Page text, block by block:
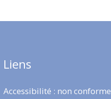
Liens
Accessibilité : non conforme